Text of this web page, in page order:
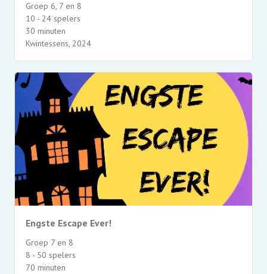
Groep 6, 7 en 8
10 - 24 spelers
30 minuten
Kwintessens, 2024
Engste Escape Ever!
Groep 7 en 8
8 - 50 spelers
70 minuten